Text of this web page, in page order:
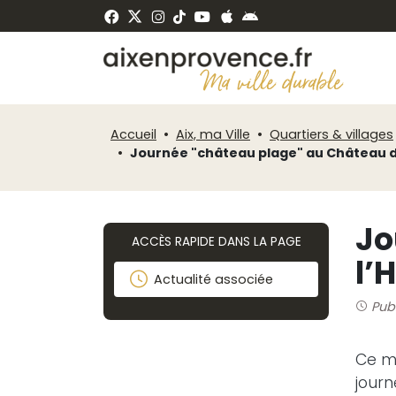
Accueil Aix, ma Ville Quartiers & villages
Journée "château plage" au Château
ACCÈS RAPIDE DANS LA PAGE
Actualité associée
Ce
de
Panneau de gestion des cookies